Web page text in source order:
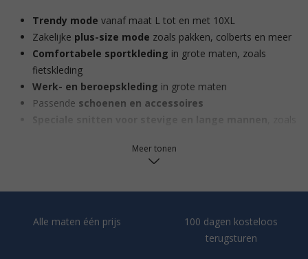
Trendy mode vanaf maat L tot en met 10XL
Zakelijke plus-size mode zoals pakken, colberts en meer
Comfortabele sportkleding in grote maten, zoals
fietskleding
Werk- en beroepskleding in grote maten
Passende schoenen en accessoires
Wisselende collectiesen stijlen voor elk seizoen
JP1880 staat voor trendy herenkleding in grote maten die bij
jouw persoonlijke stijl past – for real men only! In ons
Meer tonen
Alle maten één prijs
100 dagen kosteloos
terugsturen